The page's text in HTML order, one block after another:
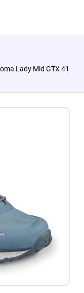
Lady Mid GTX 41